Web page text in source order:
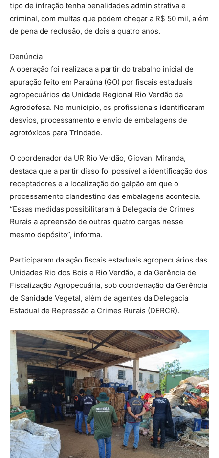
tipo de infração tenha penalidades administrativa e
criminal, com multas que podem chegar a R$ 50 mil, além
de pena de reclusão, de dois a quatro anos.
Denúncia
A operação foi realizada a partir do trabalho inicial de
apuração feito em Paraúna (GO) por fiscais estaduais
agropecuários da Unidade Regional Rio Verdão da
Agrodefesa. No município, os profissionais identificaram
desvios, processamento e envio de embalagens de
agrotóxicos para Trindade.
O coordenador da UR Rio Verdão, Giovani Miranda,
destaca que a partir disso foi possível a identificação dos
receptadores e a localização do galpão em que o
processamento clandestino das embalagens acontecia.
“Essas medidas possibilitaram à Delegacia de Crimes
Rurais a apreensão de outras quatro cargas nesse
mesmo depósito”, informa.
Participaram da ação fiscais estaduais agropecuários das
Unidades Rio dos Bois e Rio Verdão, e da Gerência de
Fiscalização Agropecuária, sob coordenação da Gerência
de Sanidade Vegetal, além de agentes da Delegacia
Estadual de Repressão a Crimes Rurais (DERCR).